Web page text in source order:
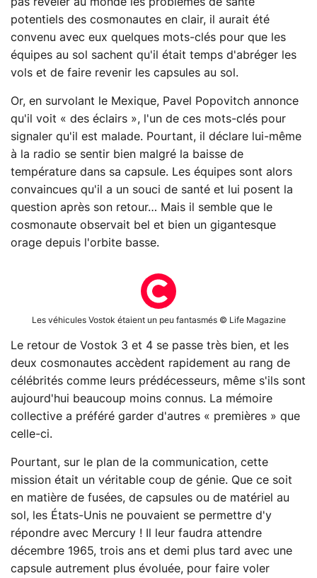
potentiels des cosmonautes en clair, il aurait été
convenu avec eux quelques mots-clés pour que les
équipes au sol sachent qu'il était temps d'abréger les
vols et de faire revenir les capsules au sol.
Or, en survolant le Mexique, Pavel Popovitch annonce
qu'il voit « des éclairs », l'un de ces mots-clés pour
signaler qu'il est malade. Pourtant, il déclare lui-même
à la radio se sentir bien malgré la baisse de
température dans sa capsule. Les équipes sont alors
convaincues qu'il a un souci de santé et lui posent la
question après son retour… Mais il semble que le
cosmonaute observait bel et bien un gigantesque
orage depuis l'orbite basse.
Les véhicules Vostok étaient un peu fantasmés © Life Magazine
Le retour de Vostok 3 et 4 se passe très bien, et les
deux cosmonautes accèdent rapidement au rang de
célébrités comme leurs prédécesseurs, même s'ils sont
aujourd'hui beaucoup moins connus. La mémoire
collective a préféré garder d'autres « premières » que
celle-ci.
Pourtant, sur le plan de la communication, cette
mission était un véritable coup de génie. Que ce soit
en matière de fusées, de capsules ou de matériel au
sol, les États-Unis ne pouvaient se permettre d'y
répondre avec Mercury ! Il leur faudra attendre
décembre 1965, trois ans et demi plus tard avec une
capsule autrement plus évoluée, pour faire voler